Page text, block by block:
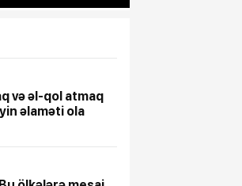
və əl-qol atmaq
əlaməti ola